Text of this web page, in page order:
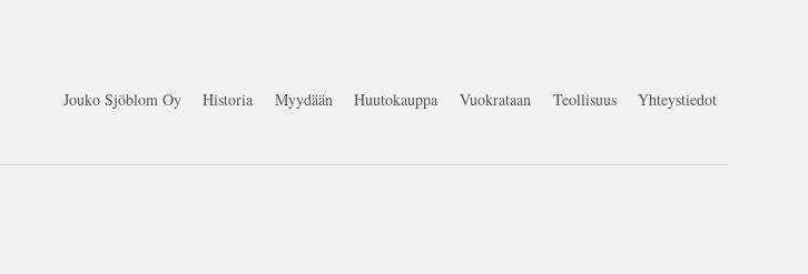
Jouko Sjöblom Oy Historia Myydään Huutokauppa Vuokrataan Teollisuus Yhteystiedot